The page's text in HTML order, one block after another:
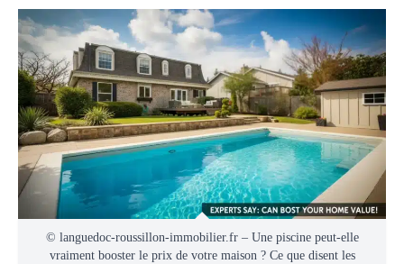
© languedoc-roussillon-immobilier.fr – Une piscine peut-elle
vraiment booster le prix de votre maison ? Ce que disent les